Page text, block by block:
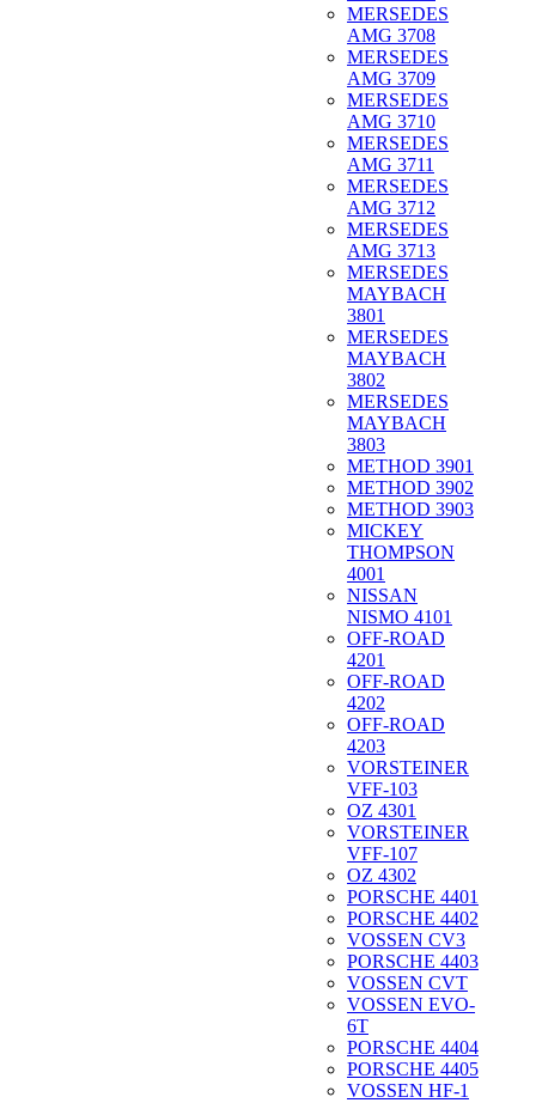
MERSEDES
AMG 3708
MERSEDES
AMG 3709
MERSEDES
AMG 3710
MERSEDES
AMG 3711
MERSEDES
AMG 3712
MERSEDES
AMG 3713
MERSEDES
MAYBACH
3801
MERSEDES
MAYBACH
3802
MERSEDES
MAYBACH
3803
METHOD 3901
METHOD 3902
METHOD 3903
MICKEY
THOMPSON
4001
NISSAN
NISMO 4101
OFF-ROAD
4201
OFF-ROAD
4202
OFF-ROAD
4203
VORSTEINER
VFF-103
OZ 4301
VORSTEINER
VFF-107
OZ 4302
PORSCHE 4401
PORSCHE 4402
VOSSEN CV3
PORSCHE 4403
VOSSEN CVT
VOSSEN EVO-
6T
PORSCHE 4404
PORSCHE 4405
VOSSEN HF-1